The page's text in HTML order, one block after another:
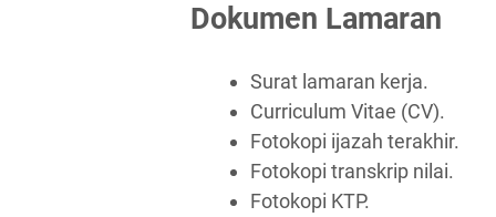
Dokumen Lamaran
Surat lamaran kerja.
Curriculum Vitae (CV).
Fotokopi ijazah terakhir.
Fotokopi transkrip nilai.
Fotokopi KTP.